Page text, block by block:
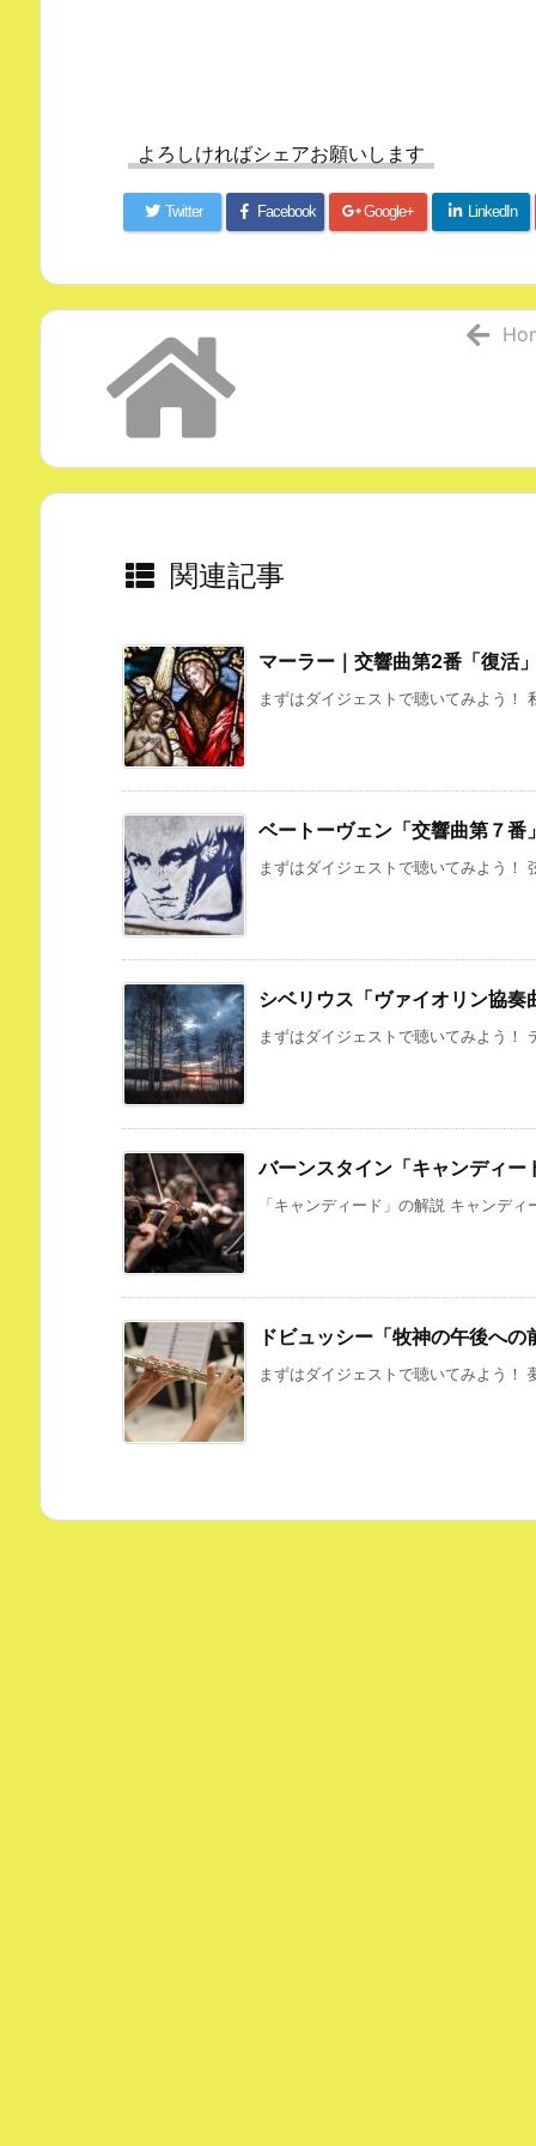
よろしければシェアお願いします
Twitter Facebook Google+ LinkedIn
関連記事
マーラー｜交響曲第2番「復活
まずはダイジェストで聴いてみよう！
ベートーヴェン「交響曲第７番
まずはダイジェストで聴いてみよう！
シベリウス「ヴァイオリン協奏
まずはダイジェストで聴いてみよう！
バーンスタイン「キャンディー
「キャンディード」の解説 キャンデ
ドビュッシー「牧神の午後への
まずはダイジェストで聴いてみよう！